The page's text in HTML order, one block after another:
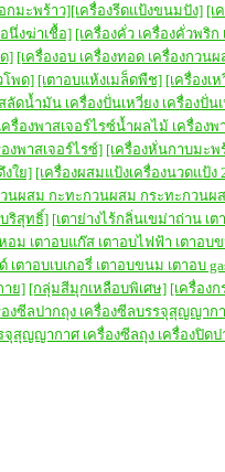
กมะพร้าว][เครื่องรีดแป้งขนมปัง] [เ
นึ่งฆ่าเชื้อ] [เครื่องคั่ว เครื่องคั่วพริก
] [เครื่องอบ เครื่องทอด เครื่องกวน
โพด] [เตาอบแห้งเมล็ดพืช] [เครื่องเ
ลัดน้ำมัน เครื่องปั่นเหวี่ยง เครื่องปั่น
ครื่องพาสเจอร์ไรซ์น้ำผลไม้ เครื่องพ
งพาสเจอร์ไรซ์] [เครื่องหั่นกาบมะพ
งใย] [เครื่องผสมแป้งเครื่องนวดแป้ง
นผสม กะทะกวนผสม กระทะกวนผ
ริสุทธิ์] [เตาย่างไร้กลิ่นเขม่าถ่าน เ
อม เตาอบแก๊ส เตาอบไฟฟ้า เตาอบ
ตาอบเบเกอรี่ เตาอบขนม เตาอบ
าย] [กลุ่มสีมุกเหลือบพิเศษ] [เครื่อง
องซีลปากถุง เครื่องซีลบรรจุสุญญาก
สุญญากาศ เครื่องซีลถุง เครื่องปิดป